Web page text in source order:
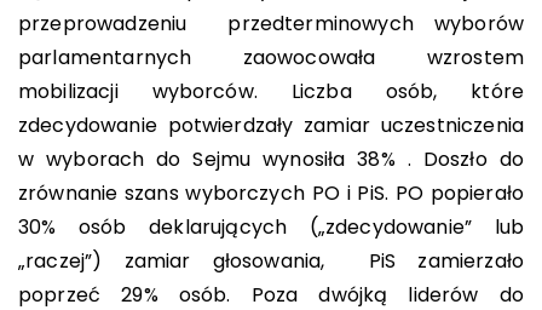
przeprowadzeniu przedterminowych wyborów
parlamentarnych zaowocowała wzrostem
mobilizacji wyborców. Liczba osób, które
zdecydowanie potwierdzały zamiar uczestniczenia
w wyborach do Sejmu wynosiła 38% . Doszło do
zrównanie szans wyborczych PO i PiS. PO popierało
30% osób deklarujących („zdecydowanie” lub
„raczej”) zamiar głosowania, PiS zamierzało
poprzeć 29% osób. Poza dwójką liderów do